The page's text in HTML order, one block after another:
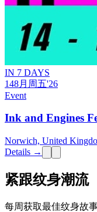
IN 7 DAYS
148月 周五'26
Event
Ink and Engines
Norwich, United
Details →
紧跟纹身潮流
每周获取最佳纹身故